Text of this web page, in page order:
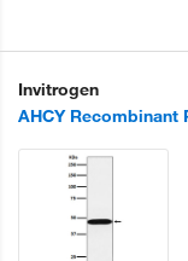
Invitrogen
AHCY Recombinant